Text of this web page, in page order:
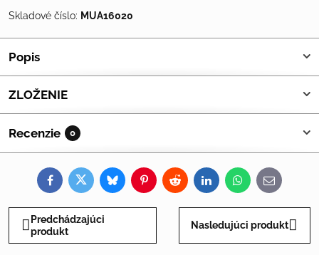
Skladové číslo: MUA16020
Popis
ZLOŽENIE
Recenzie 0
FacebookTwitterBlueskyPinterestRedditLinkedInWhatsApp
E-
mail
Predchádzajúci
produkt
Nasledujúci produkt